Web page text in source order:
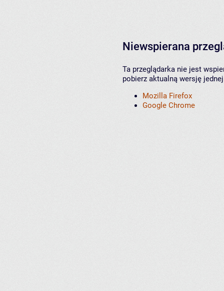
Niewspierana
Ta przeglądarka nie jest
pobierz aktualną wersję
Mozilla Firefox
Google Chrome